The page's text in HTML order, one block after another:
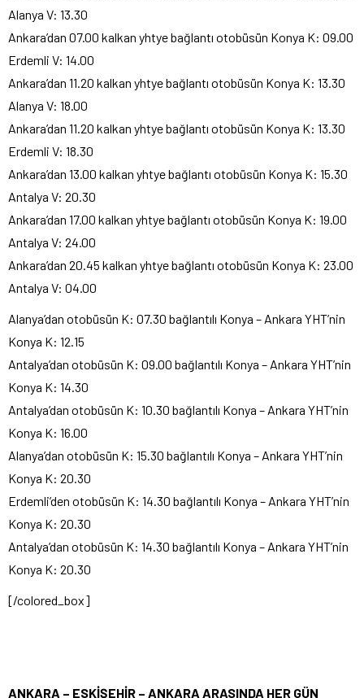
Alanya V: 13.30
Ankara’dan 07.00 kalkan yhtye bağlantı otobüsün Konya K: 09.00
Erdemli V: 14.00
Ankara’dan 11.20 kalkan yhtye bağlantı otobüsün Konya K: 13.30
Alanya V: 18.00
Ankara’dan 11.20 kalkan yhtye bağlantı otobüsün Konya K: 13.30
Erdemli V: 18.30
Ankara’dan 13.00 kalkan yhtye bağlantı otobüsün Konya K: 15.30
Antalya V: 20.30
Ankara’dan 17.00 kalkan yhtye bağlantı otobüsün Konya K: 19.00
Antalya V: 24.00
Ankara’dan 20.45 kalkan yhtye bağlantı otobüsün Konya K: 23.00
Antalya V: 04.00
Alanya’dan otobüsün K: 07.30 bağlantılı Konya – Ankara YHT’nin
Konya K: 12.15
Antalya’dan otobüsün K: 09.00 bağlantılı Konya – Ankara YHT’nin
Konya K: 14.30
Antalya’dan otobüsün K: 10.30 bağlantılı Konya – Ankara YHT’nin
Konya K: 16.00
Alanya’dan otobüsün K: 15.30 bağlantılı Konya – Ankara YHT’nin
Konya K: 20.30
Erdemli’den otobüsün K: 14.30 bağlantılı Konya – Ankara YHT’nin
Konya K: 20.30
Antalya’dan otobüsün K: 14.30 bağlantılı Konya – Ankara YHT’nin
Konya K: 20.30
[/colored_box]
ANKARA – ESKİŞEHİR – ANKARA ARASINDA HER GÜN